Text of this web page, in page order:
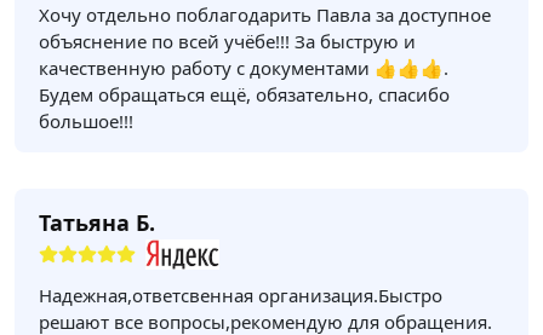
Хочу отдельно поблагодарить Павла за доступное
объяснение по всей учёбе!!! За быструю и
качественную работу с документами 👍👍👍.
Будем обращаться ещё, обязательно, спасибо
большое!!!
Татьяна Б.
Надежная,ответсвенная организация.Быстро
решают все вопросы,рекомендую для обращения.